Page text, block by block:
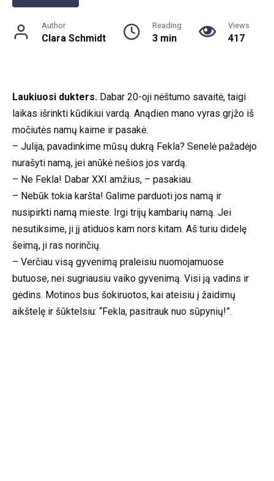
Author
Clara Schmidt
Reading
3 min
Views
417
Laukiuosi dukters. Dabar 20-oji nėštumo savaitė, taigi
laikas išrinkti kūdikiui vardą. Anądien mano vyras grįžo iš
močiutės namų kaime ir pasakė:
– Julija, pavadinkime mūsų dukrą Fekla? Senelė pažadėjo
nurašyti namą, jei anūkė nešios jos vardą.
– Ne Fekla! Dabar XXI amžius, – pasakiau.
– Nebūk tokia karšta! Galime parduoti jos namą ir
nusipirkti namą mieste. Irgi trijų kambarių namą. Jei
nesutiksime, ji jį atiduos kam nors kitam. Aš turiu didelę
šeimą, ji ras norinčių.
– Verčiau visą gyvenimą praleisiu nuomojamuose
butuose, nei sugriausiu vaiko gyvenimą. Visi ją vadins ir
gėdins. Motinos bus šokiruotos, kai ateisiu į žaidimų
aikštelę ir šūktelsiu: “Fekla, pasitrauk nuo sūpynių!”.